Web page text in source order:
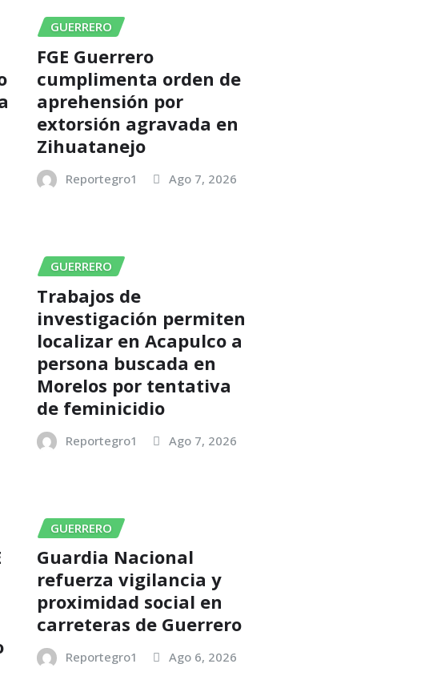
GUERRERO
FGE Guerrero
cumplimenta orden de
aprehensión por
extorsión agravada en
Zihuatanejo
Reportegro1 Ago 7, 2026
GUERRERO
Trabajos de
investigación permiten
localizar en Acapulco a
persona buscada en
Morelos por tentativa
de feminicidio
Reportegro1 Ago 7, 2026
GUERRERO
Guardia Nacional
refuerza vigilancia y
proximidad social en
carreteras de Guerrero
Reportegro1 Ago 6, 2026